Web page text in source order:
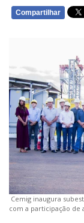
Compartilhar
Cemig inaugura
com a participação de